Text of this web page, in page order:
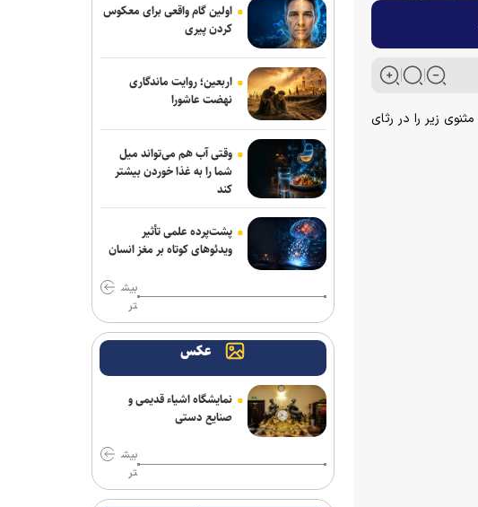
زیر را در رثای
اولین گام واقعی برای معکوس
کردن پیری
اربعین؛ روایت ماندگاری
نهضت عاشورا
وقتی آب هم می‌تواند میل
شما را به غذا خوردن بیشتر
کند
پشت‌پرده علمی تأثیر
ویدئو‌های کوتاه بر مغز انسان
بیش
تر
عکس
نمایشگاه اشیاء قدیمی و
صنایع دستی
بیش
تر